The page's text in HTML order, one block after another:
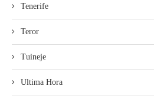
Tenerife
Teror
Tuineje
Ultima Hora